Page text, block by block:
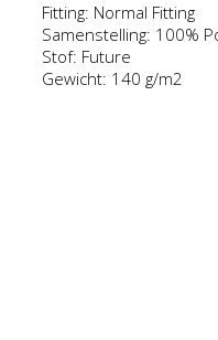
Fitting: Normal Fitting
Samenstelling: 100%
Stof: Future
Gewicht: 140 g/m2